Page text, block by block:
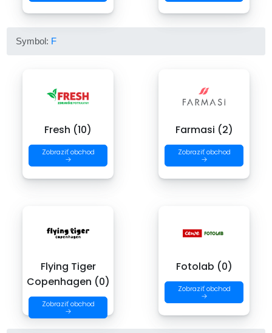
Symbol: F
Fresh (10)
Zobraziť obchod
→
Farmasi (2)
Zobraziť obchod
→
Flying Tiger
Copenhagen (0)
Zobraziť obchod
→
Fotolab (0)
Zobraziť obchod
→